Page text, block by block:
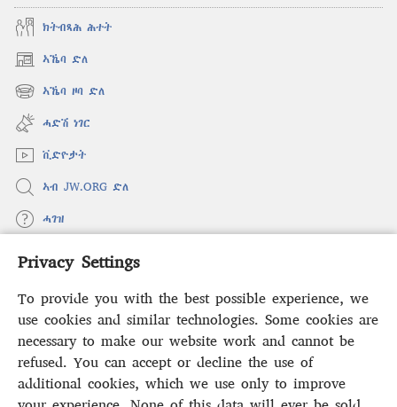
Privacy Settings
To provide you with the best possible experience, we
use cookies and similar technologies. Some cookies are
necessary to make our website work and cannot be
refused. You can accept or decline the use of
additional cookies, which we use only to improve
ክትብጻሕ ሕተት
ኣኼባ ድለ
(opens
new
window)
ኣኼባ ዞባ ድለ
(opens
new
window)
ሓድሽ ነገር
ቪድዮታት
ኣብ JW.ORG ድለ
ሓገዝ
ወፈያ
(opens
window)
ቤተ መጻሕፍቲ ኢንተርነት ግምቢ ዘብዐኛ
(opens
new
window)JW Hub ®
(opens
new
JW Library